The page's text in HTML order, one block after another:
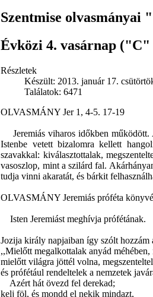
Szentmise olvasmányai
Évközi 4. vasárnap ("C"
Részletek
Készült: 2013. január 17.
Találatok: 6471
OLVASMÁNY Jer 1, 4-5. 17-19
Jeremiás viharos időkben működött.
Istenbe vetett bizalomra kellett
szavakkal: kiválasztottalak,
vasoszlop, mint a szilárd fal.
tudja vinni akaratát, és bárkit
OLVASMÁNY Jeremiás próféta
Isten Jeremiást meghívja prófétának.
Jozija király napjaiban így szólt hozzám
,,Mielőtt megalkottalak anyád méhében,
mielőtt világra jöttél volna,
és prófétául rendeltelek a nemzetek
Azért hát övezd fel derekad;
kelj föl, és mondd el nekik mindazt,